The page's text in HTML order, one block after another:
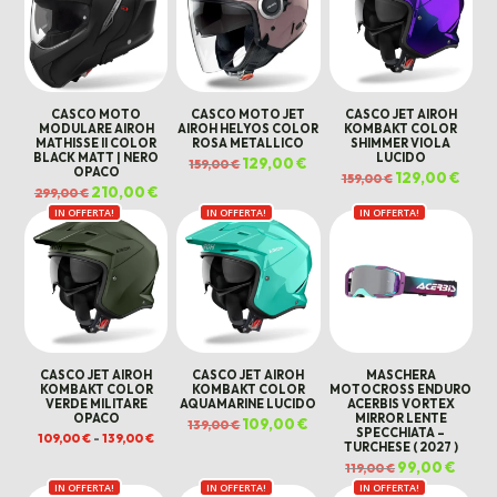
CASCO MOTO
MODULARE AIROH
MATHISSE II COLOR
BLACK MATT | NERO
OPACO
299,00€ Il
prezzo
originale
era:
299,00 €.
210,00€Il
prezzo
attuale
è:
210,00 €.
CASCO MOTO JET
AIROH HELYOS COLOR
ROSA METALLICO
159,00€Il
prezzo
159,00 €.
129,00€
prezzo
attuale
129,00 €.
CASCO JET AIROH
KOMBAKT COLOR
SHIMMER VIOLA
LUCIDO
159,00€ Il
prezzo
era:
159,00 €.
129,00€Il
IN OFFERTA!
CASCO JET AIROH
KOMBAKT COLOR
VERDE MILITARE
OPACO
109,00€ - 139,00€Fascia
di
109,00 €
a
IN OFFERTA!
CASCO JET AIROH
KOMBAKT COLOR
AQUAMARINE LUCIDO
139,00€Il
prezzo
109,00€
attuale
109,00 €.
IN OFFERTA!
MASCHERA
MOTOCROSS ENDURO
ACERBIS VORTEX
MIRROR LENTE
SPECCHIATA –
TURCHESE ( 2027 )
119,00€ Il
prezzo
originale
99,00€
IN OFFERTA! IN OFFERTA! IN OFFERTA!